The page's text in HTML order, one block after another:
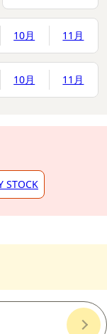
10月 11月
10月 11月
STOCK